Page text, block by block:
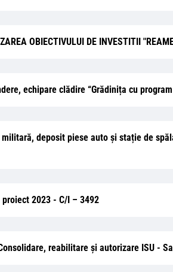
OBIECTIVULUI DE INVESTITII
echipare clădire “Grădinița cu
deposit piese auto și stație de
2023 - C/I – 3492
reabilitare şi autorizare ISU -